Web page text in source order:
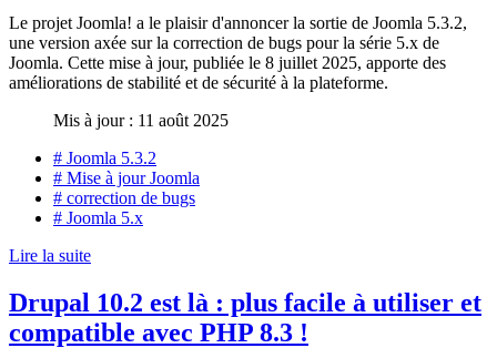
Le projet Joomla! a le plaisir d'annoncer la sortie de Joomla 5.3.2,
une version axée sur la correction de bugs pour la série 5.x de
Joomla. Cette mise à jour, publiée le 8 juillet 2025, apporte des
améliorations de stabilité et de sécurité à la plateforme.
Mis à jour : 11 août 2025
# Joomla 5.3.2
# Mise à jour Joomla
# correction de bugs
# Joomla 5.x
Lire la suite
Drupal 10.2 est là : plus facile à utiliser et
compatible avec PHP 8.3 !